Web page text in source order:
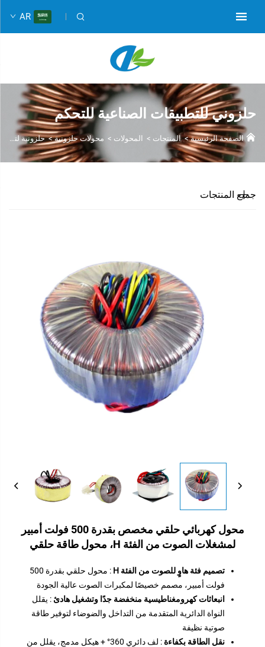
AR
حلزوني للتطبيقات الصناعية للتحكم
الصفحة الرئيسية>المنتجات > المحولات > محولات حلزونية>حلزونية لتطبيقات التحكم الصناعي
جميع المنتجات
محول كهربائي حلقي مخصص بقدرة 500 فولت أمبير
لمشغلات الصوت من الفئة H، محول طاقة حلقي
تصميم فئة هاوٍ للصوت من الفئة H
: محول حلقي بقدرة 500
فولت أمبير، مصمم خصيصًا لمكبرات الصوت عالية الجودة
انبعاثات كهرومغناطيسية منخفضة جدًا وتشغيل هادئ : يقلل
النواة الدائرية المتقدمة من التداخل والضوضاء لتوفير طاقة
صوتية نظيفة
نقل الطاقة بكفاءة
: لف دائري 360° + هيكل مدمج، يقلل من